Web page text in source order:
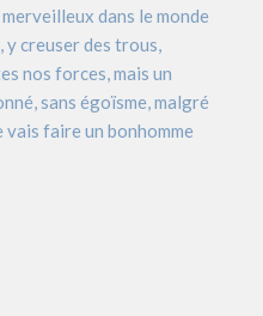
dans le monde
creuser des trous,
nos forces, mais un
sans égoïsme, malgré
vais faire un bonhomme